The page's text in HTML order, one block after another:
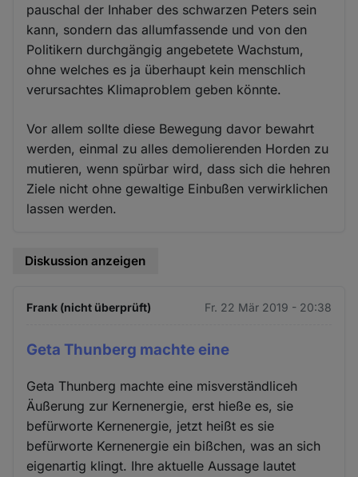
pauschal der Inhaber des schwarzen Peters sein
kann, sondern das allumfassende und von den
Politikern durchgängig angebetete Wachstum,
ohne welches es ja überhaupt kein menschlich
verursachtes Klimaproblem geben könnte.
Vor allem sollte diese Bewegung davor bewahrt
werden, einmal zu alles demolierenden Horden zu
mutieren, wenn spürbar wird, dass sich die hehren
Ziele nicht ohne gewaltige Einbußen verwirklichen
lassen werden.
Diskussion anzeigen
Frank (nicht überprüft) Fr. 22 Mär 2019 - 20:38
Geta Thunberg machte eine
Geta Thunberg machte eine misverständliceh
Äußerung zur Kernenergie, erst hieße es, sie
befürworte Kernenergie, jetzt heißt es sie
befürworte Kernenergie ein bißchen, was an sich
eigenartig klingt. Ihre aktuelle Aussage lautet